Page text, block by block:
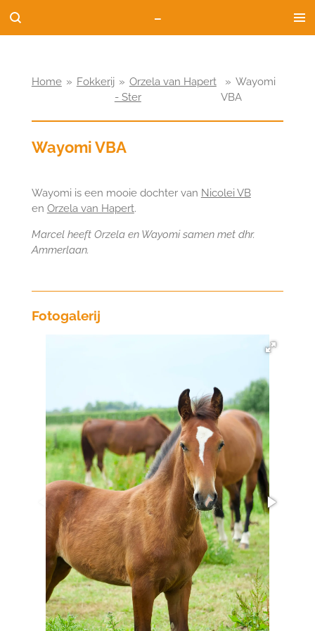
Ga
hoofdinhoud
-
Home » Fokkerij » Orzela van Hapert
- Ster
» Wayomi
VBA
Wayomi VBA
Wayomi is een mooie dochter van Nicolei VB
en Orzela van Hapert.
Marcel heeft Orzela en Wayomi samen met dhr.
Ammerlaan.
Fotogalerij